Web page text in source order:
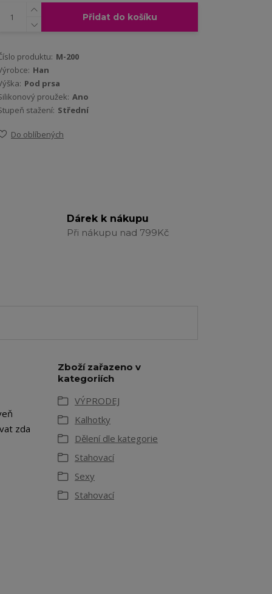
Přidat do košíku
produktu: M-200
Han
Pod prsa
proužek: Ano
stažení: Střední
Do oblíbených
Dárek k nákupu
Při nákupu nad 799Kč
zda
Zboží zařazeno v
kategoriích
VÝPRODEJ
Kalhotky
Dělení dle kategorie
Stahovací
Sexy
Stahovací